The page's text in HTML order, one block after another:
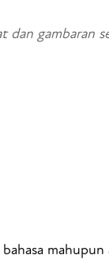
dan gambaran
mahupun